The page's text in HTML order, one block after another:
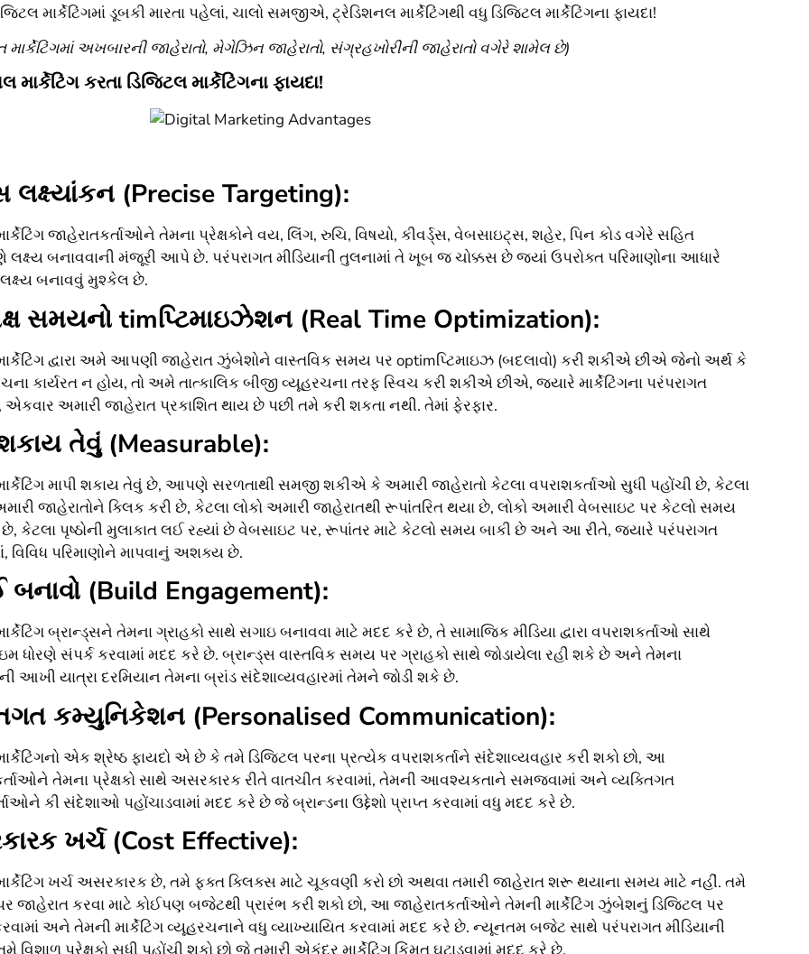
માર્કેટિંગમાં ડૂબકી મારતા પહેલાં, ચાલો સમજીએ, ટ્રેડિશનલ માર્કેટિંગથી વધુ ડિજિટલ માર્કેટિંગના ફાયદા!
માર્કેટિંગમાં અખબારની જાહેરાતો, મેગેઝિન જાહેરાતો, સંગ્રહખોરીની જાહેરાતો વગેરે શામેલ છે)
માર્કેટિંગ કરતા ડિજિટલ માર્કેટિંગના ફાયદા!
લક્ષ્યાંકન (Precise Targeting):
જાહેરાતકર્તાઓને તેમના પ્રેક્ષકોને વય, લિંગ, રુચિ, વિષયો, કીવર્ડ્સ, વેબસાઇટ્સ, શહેર, પિન કોડ વગેરે સહિત
લક્ષ્ય બનાવવાની મંજૂરી આપે છે. પરંપરાગત મીડિયાની તુલનામાં તે ખૂબ જ ચોક્કસ છે જ્યાં ઉપરોક્ત પરિમાણોના આધારે
લક્ષ્ય બનાવવું મુશ્કેલ છે.
સમયનો timપ્ટિમાઇઝેશન (Real Time Optimization):
દ્વારા અમે આપણી જાહેરાત ઝુંબેશોને વાસ્તવિક સમય પર optimપ્ટિમાઇઝ (બદલાવો) કરી શકીએ છીએ જેનો અર્થ કે
કાર્યરત ન હોય, તો અમે તાત્કાલિક બીજી વ્યૂહરચના તરફ સ્વિચ કરી શકીએ છીએ, જ્યારે માર્કેટિંગના પરંપરાગત
અમારી જાહેરાત પ્રકાશિત થાય છે પછી તમે કરી શકતા નથી. તેમાં ફેરફાર.
તેવું (Measurable):
માપી શકાય તેવું છે, આપણે સરળતાથી સમજી શકીએ કે અમારી જાહેરાતો કેટલા વપરાશકર્તાઓ સુધી પહોંચી છે, કેટલા
જાહેરાતોને ક્લિક કરી છે, કેટલા લોકો અમારી જાહેરાતથી રૂપાંતરિત થયા છે, લોકો અમારી વેબસાઇટ પર કેટલો સમય
કેટલા પૃષ્ઠોની મુલાકાત લઈ રહ્યાં છે વેબસાઇટ પર, રૂપાંતર માટે કેટલો સમય બાકી છે અને આ રીતે, જ્યારે પરંપરાગત
વિવિધ પરિમાણોને માપવાનું અશક્ય છે.
બનાવો (Build Engagement):
બ્રાન્ડ્સને તેમના ગ્રાહકો સાથે સગાઇ બનાવવા માટે મદદ કરે છે, તે સામાજિક મીડિયા દ્વારા વપરાશકર્તાઓ સાથે
ધોરણે સંપર્ક કરવામાં મદદ કરે છે. બ્રાન્ડ્સ વાસ્તવિક સમય પર ગ્રાહકો સાથે જોડાયેલા રહી શકે છે અને તેમના
આખી યાત્રા દરમિયાન તેમના બ્રાંડ સંદેશાવ્યવહારમાં તેમને જોડી શકે છે.
કમ્યુનિકેશન (Personalised Communication):
એક શ્રેષ્ઠ ફાયદો એ છે કે તમે ડિજિટલ પરના પ્રત્યેક વપરાશકર્તાને સંદેશાવ્યવહાર કરી શકો છો, આ
તેમના પ્રેક્ષકો સાથે અસરકારક રીતે વાતચીત કરવામાં, તેમની આવશ્યકતાને સમજવામાં અને વ્યક્તિગત
કી સંદેશાઓ પહોંચાડવામાં મદદ કરે છે જે બ્રાન્ડના ઉદ્દેશો પ્રાપ્ત કરવામાં વધુ મદદ કરે છે.
ખર્ચ (Cost Effective):
ખર્ચ અસરકારક છે, તમે ફક્ત ક્લિક્સ માટે ચૂકવણી કરો છો અથવા તમારી જાહેરાત શરૂ થયાના સમય માટે નહીં. તમે
જાહેરાત કરવા માટે કોઈપણ બજેટથી પ્રારંભ કરી શકો છો, આ જાહેરાતકર્તાઓને તેમની માર્કેટિંગ ઝુંબેશનું ડિજિટલ પર
અને તેમની માર્કેટિંગ વ્યૂહરચનાને વધુ વ્યાખ્યાયિત કરવામાં મદદ કરે છે. ન્યૂનતમ બજેટ સાથે પરંપરાગત મીડિયાની